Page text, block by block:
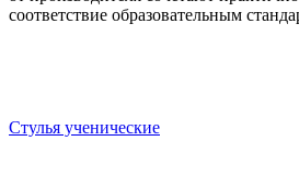
соответствие образовательным
Стулья ученические